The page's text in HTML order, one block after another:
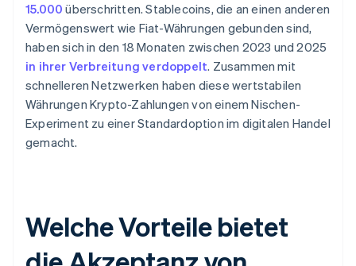
15.000 überschritten. Stablecoins, die an einen anderen
Vermögenswert wie Fiat-Währungen gebunden sind,
haben sich in den 18 Monaten zwischen 2023 und 2025
in ihrer Verbreitung verdoppelt. Zusammen mit
schnelleren Netzwerken haben diese wertstabilen
Währungen Krypto-Zahlungen von einem Nischen-
Experiment zu einer Standardoption im digitalen Handel
gemacht.
Welche Vorteile bietet